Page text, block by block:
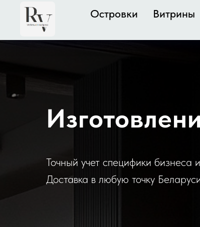
Островки Витрины
Точный учет специфики
Доставка в любую точку